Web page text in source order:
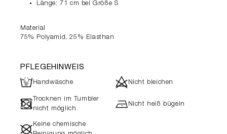
Länge: 71 cm bei Größe S
Material
75% Polyamid, 25% Elasthan
PFLEGEHINWEIS
LHandwäsche dNicht bleichen
- Trocknen im Tumbler
nicht möglich
hNicht heiß bügeln
#Keine chemische